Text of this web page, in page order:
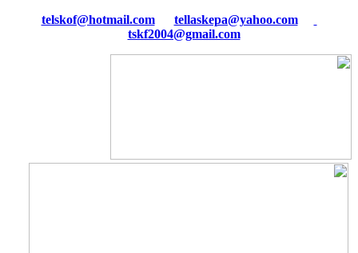
tellaskepa@yahoo.com
tskf2004@gmail.com